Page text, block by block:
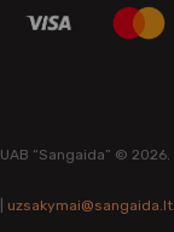
UAB “Sangaida” © 2026.
uzsakymai@sangaida.lt